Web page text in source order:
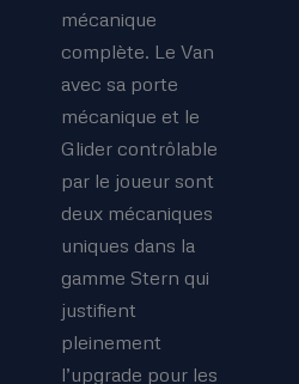
mécanique
complète. Le Van
avec sa porte
mécanique et le
Glider contrôlable
par le joueur sont
deux mécaniques
uniques dans la
gamme Stern qui
justifient
pleinement
l’upgrade pour les